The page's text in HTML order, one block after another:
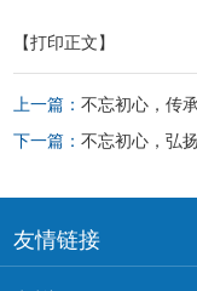
【打印正文】
上一篇： 不忘初心，传
下一篇： 不忘初心，弘
友情链接